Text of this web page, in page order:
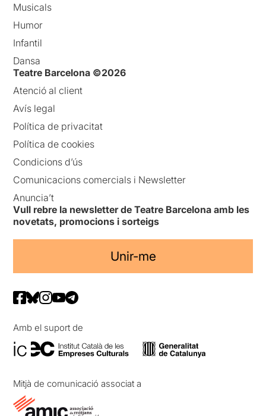
Musicals
Humor
Infantil
Dansa
Teatre Barcelona ©2026
Atenció al client
Avís legal
Política de privacitat
Política de cookies
Condicions d’ús
Comunicacions comercials i Newsletter
Anuncia’t
Vull rebre la newsletter de Teatre Barcelona amb les
novetats, promocions i sorteigs
Unir-me
Amb el suport de
Mitjà de comunicació associat a